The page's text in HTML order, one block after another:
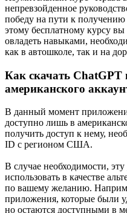
непревзойденное
победу на пути к получению
этому бесплатному курсу вы
овладеть навыками,
как в автошколе, так и на
Как скачать
американского
В данный момент
доступно лишь в
получить доступ к нему,
ID с регионом США.
В случае необходимости,
использовать в качестве
по вашему желанию.
приложения, которые были
но остаются доступными в